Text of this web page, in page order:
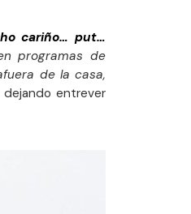
cariño… put…
programas de
de la casa,
entrever